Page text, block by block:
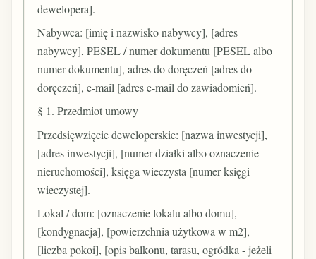
dewelopera].
Nabywca: [imię i nazwisko nabywcy], [adres
nabywcy], PESEL / numer dokumentu [PESEL albo
numer dokumentu], adres do doręczeń [adres do
doręczeń], e-mail [adres e-mail do zawiadomień].
§ 1. Przedmiot umowy
Przedsięwzięcie deweloperskie: [nazwa inwestycji],
[adres inwestycji], [numer działki albo oznaczenie
nieruchomości], księga wieczysta [numer księgi
wieczystej].
Lokal / dom: [oznaczenie lokalu albo domu],
[kondygnacja], [powierzchnia użytkowa w m2],
[liczba pokoi], [opis balkonu, tarasu, ogródka - jeżeli